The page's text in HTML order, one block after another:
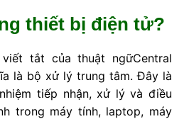
thiết bị điện tử?
tắt của thuật ngữCentral
là bộ xử lý trung tâm. Đây là
tiếp nhận, xử lý và điều
trong máy tính, laptop, máy